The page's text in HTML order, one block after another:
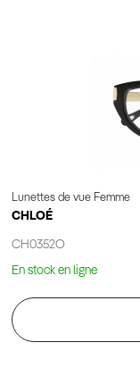
Lunettes de vue Femme
CHLOÉ
CH0352O
En stock en ligne